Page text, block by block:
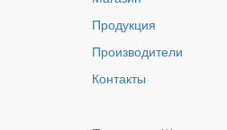
Продукция
Производители
Контакты